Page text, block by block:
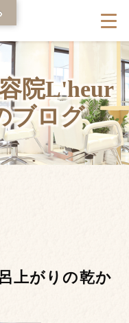
院L'heur
ブログ
上がりの乾か